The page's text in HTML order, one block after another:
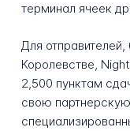
терминал ячеек
Для
Королевстве,
2,500 пунктам
свою